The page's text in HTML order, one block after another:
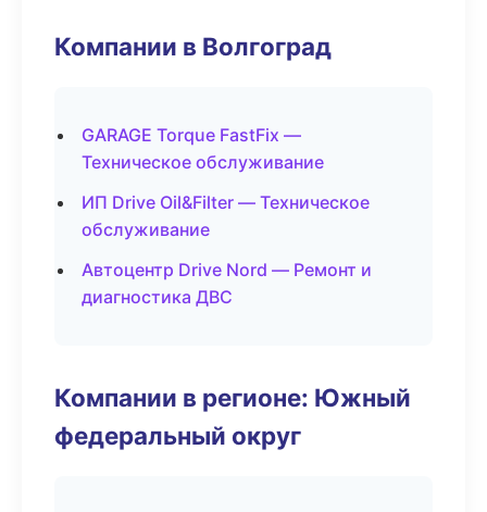
Компании в Волгоград
GARAGE Torque FastFix —
Техническое обслуживание
ИП Drive Oil&Filter — Техническое
обслуживание
Автоцентр Drive Nord — Ремонт и
диагностика ДВС
Компании в регионе: Южный
федеральный округ